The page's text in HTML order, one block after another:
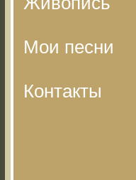
Мои песни
Контакты